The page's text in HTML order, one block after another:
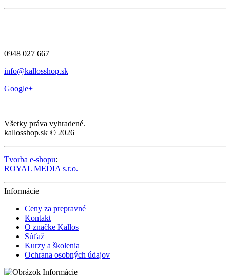
0948 027 667
info@kallosshop.sk
Google+
Všetky práva vyhradené.
kallosshop.sk © 2026
Tvorba e-shopu:
ROYAL MEDIA s.r.o.
Informácie
Ceny za prepravné
Kontakt
O značke Kallos
Súťaž
Kurzy a školenia
Ochrana osobných údajov